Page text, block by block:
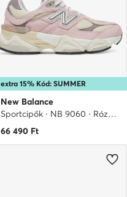
extra 15% Kód: SUMMER
New Balance
Sportcipők · NB 9060 · Rózsaszín
66 490 Ft